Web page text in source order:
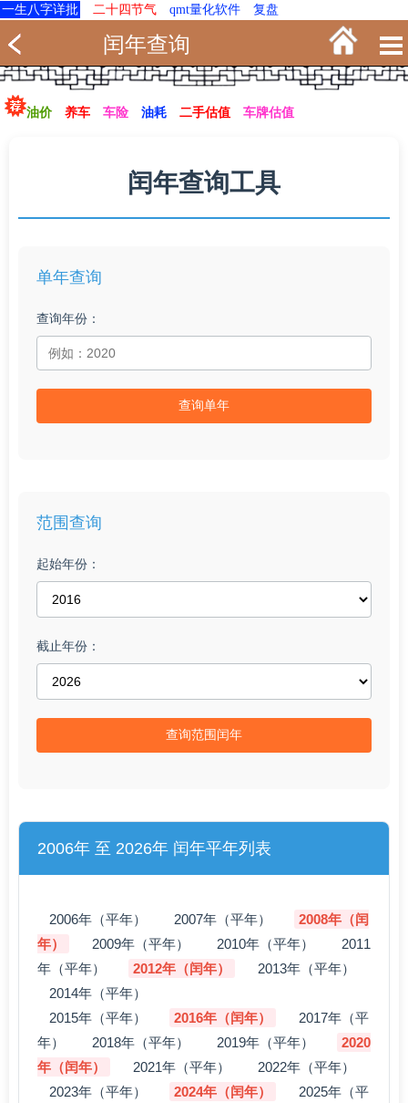
一生八字详批 二十四节气 qmt量化软件 复盘
闰年查询
油价 养车 车险 油耗 二手估值 车牌估值
闰年查询工具
单年查询
查询年份：
范围查询
起始年份：
截止年份：
2006年 至 2026年 闰年平年列表
2006年（平年） 2007年（平年）
2008年（闰
年）
2009年（平年） 2010年（平年）
2011
年（平年）
2012年（闰年）
2013年（平年）
2014年（平年）
2015年（平年）
2016年（闰年）
2017年（平
年）
2018年（平年） 2019年（平年）
2020
年（闰年）
2021年（平年）
2022年（平年）
2023年（平年）
2024年（闰年）
2025年（平